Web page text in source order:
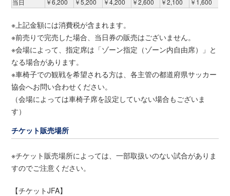
※上記金額には消費税が含まれます。
※前売りで完売した場合、当日券の販売はございません。
※会場によって、指定席は「ゾーン指定（ゾーン内自由席）」と
なる場合があります。
※車椅子での観戦を希望される方は、各主管の都道府県サッカー
協会へお問い合わせください。
（会場によっては車椅子席を設定していない場合もございま
す）
チケット販売場所
※チケット販売場所によっては、一部取扱いのない試合がありま
すのでご注意ください。
【チケットJFA】